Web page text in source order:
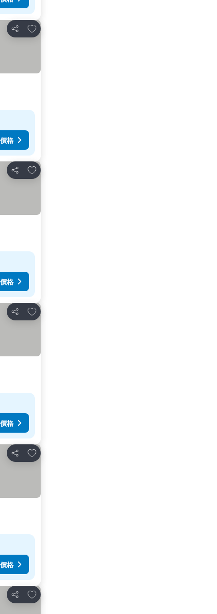
分享
放到收藏夾
格
分享
放到收藏夾
格
分享
放到收藏夾
格
分享
放到收藏夾
格
分享
放到收藏夾